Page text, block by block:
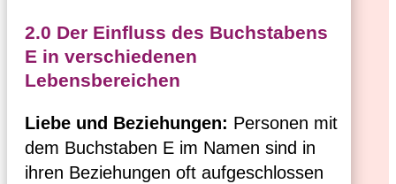
2.0 Der Einfluss des Buchstabens
E in verschiedenen
Lebensbereichen
Liebe und Beziehungen: Personen mit
dem Buchstaben E im Namen sind in
ihren Beziehungen oft aufgeschlossen